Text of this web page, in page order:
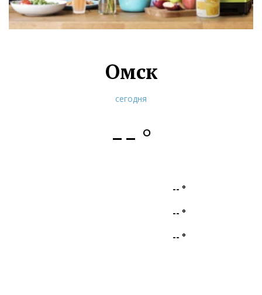
Омск
сегодня
-- °
-- °
-- °
-- °